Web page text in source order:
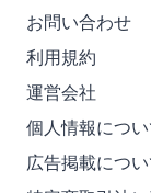
お問い合わせ
利用規約
運営会社
個人情報につ
広告掲載につ